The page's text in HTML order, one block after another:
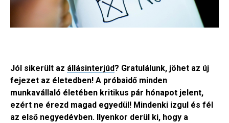
Jól sikerült az állásinterjúd? Gratulálunk, jöhet az új
fejezet az életedben! A próbaidő minden
munkavállaló életében kritikus pár hónapot jelent,
ezért ne érezd magad egyedül! Mindenki izgul és fél
az első negyedévben. Ilyenkor derül ki, hogy a